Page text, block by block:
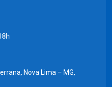
Nova Lima – MG,